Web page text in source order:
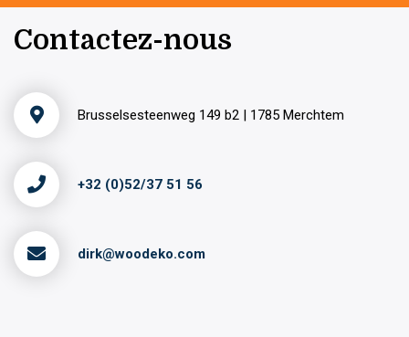
Contactez-nous
Brusselsesteenweg 149 b2 | 1785 Merchtem
+32 (0)52/37 51 56
dirk@woodeko.com